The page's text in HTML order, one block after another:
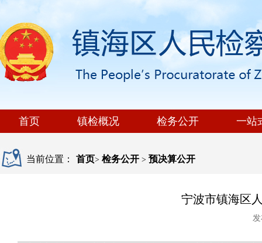
首页 镇检概况 检务公开 一站
当前位置： 首页> 检务公开 > 预决算公开
宁波市镇海区
发